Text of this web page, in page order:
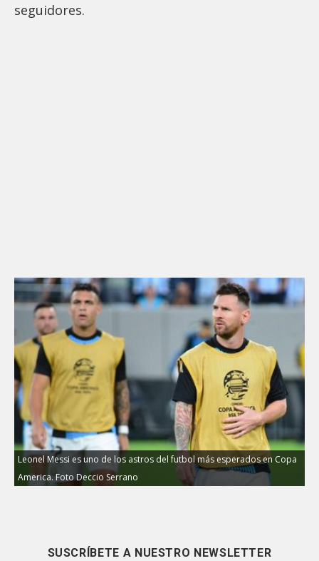
seguidores.
Leonel Messi es uno de los astros del futbol más esperados en Copa
America. Foto Deccio Serrano
SUSCRÍBETE A NUESTRO NEWSLETTER